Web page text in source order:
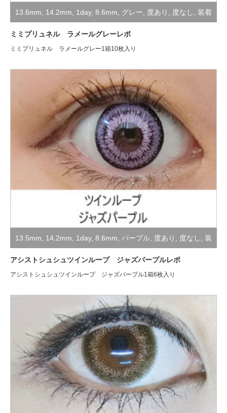
13.6mm 14.2mm 1day, 8.6mm グレー 度あり 度なし 装着
レポ
ミミプリュネル ラメールグレーレポ
ミミプリュネル ラメールグレー1箱10枚入り
13.5mm 14.2mm 1day, 8.6mm パープル 度あり 度なし 装
着レポ,高発色・コスプレ用
アシストシュシュツインループ ジャズパープルレポ
アシストシュシュツインループ ジャズパープル1箱6枚入り